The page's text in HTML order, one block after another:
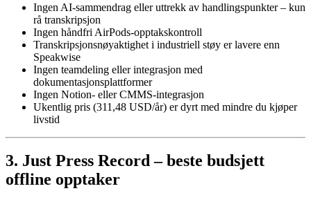
Ingen AI-sammendrag eller uttrekk av handlingspunkter – kun
rå transkripsjon
Ingen håndfri AirPods-opptakskontroll
Transkripsjonsnøyaktighet i industriell støy er lavere enn
Speakwise
Ingen teamdeling eller integrasjon med
dokumentasjonsplattformer
Ingen Notion- eller CMMS-integrasjon
Ukentlig pris (311,48 USD/år) er dyrt med mindre du kjøper
livstid
3. Just Press Record – beste budsjett
offline opptaker